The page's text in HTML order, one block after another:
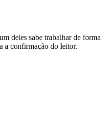
deles sabe trabalhar de forma
a confirmação do leitor.